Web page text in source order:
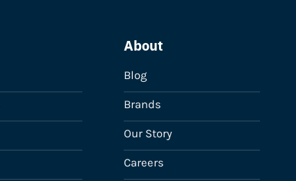
About
Blog
Brands
Our Story
Careers